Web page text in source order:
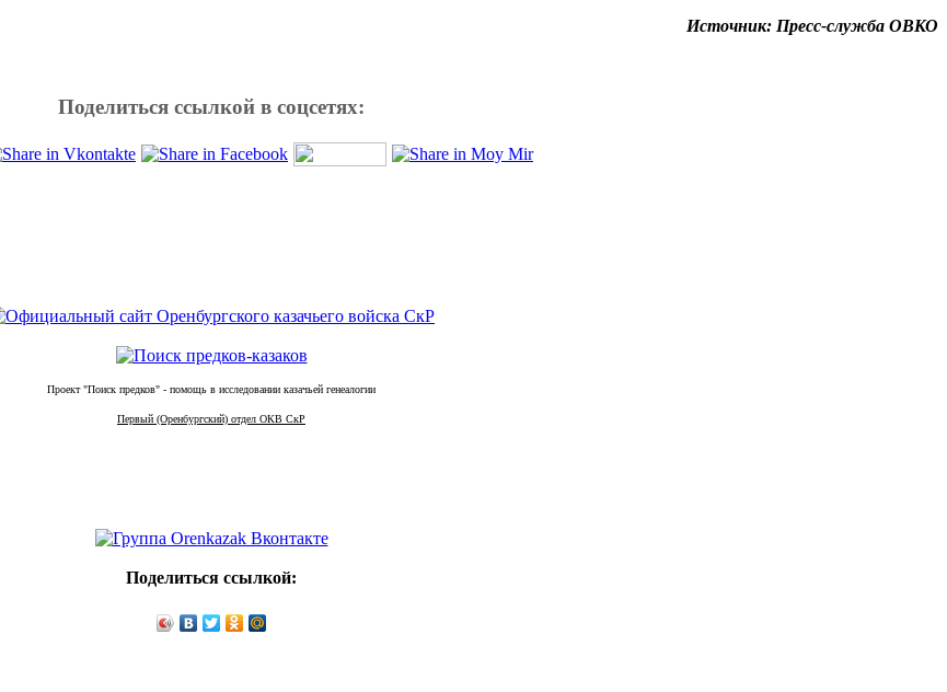
Источник: Пресс-служба ОВКО
Поделиться ссылкой в соцсетях:
Проект "Поиск предков" - помощь в исследовании казачьей генеалогии
Первый (Оренбургский) отдел ОКВ СкР
Поделиться ссылкой: